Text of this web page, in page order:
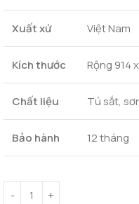
Xuất xứ Việt Nam
Kích thước Rộng 914
Chất liệu Tủ sắt,
Bảo hành 12 tháng